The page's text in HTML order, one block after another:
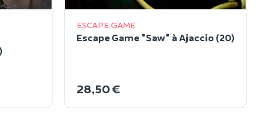
ESCAPE GAME
Escape Game "Saw" à Ajaccio (20)
28,50 €